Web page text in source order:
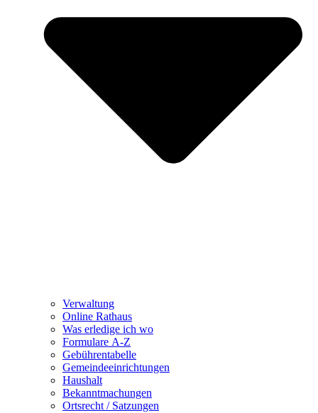
Verwaltung
Online Rathaus
Was erledige ich wo
Formulare A-Z
Gebührentabelle
Gemeindeeinrichtungen
Haushalt
Bekanntmachungen
Ortsrecht / Satzungen